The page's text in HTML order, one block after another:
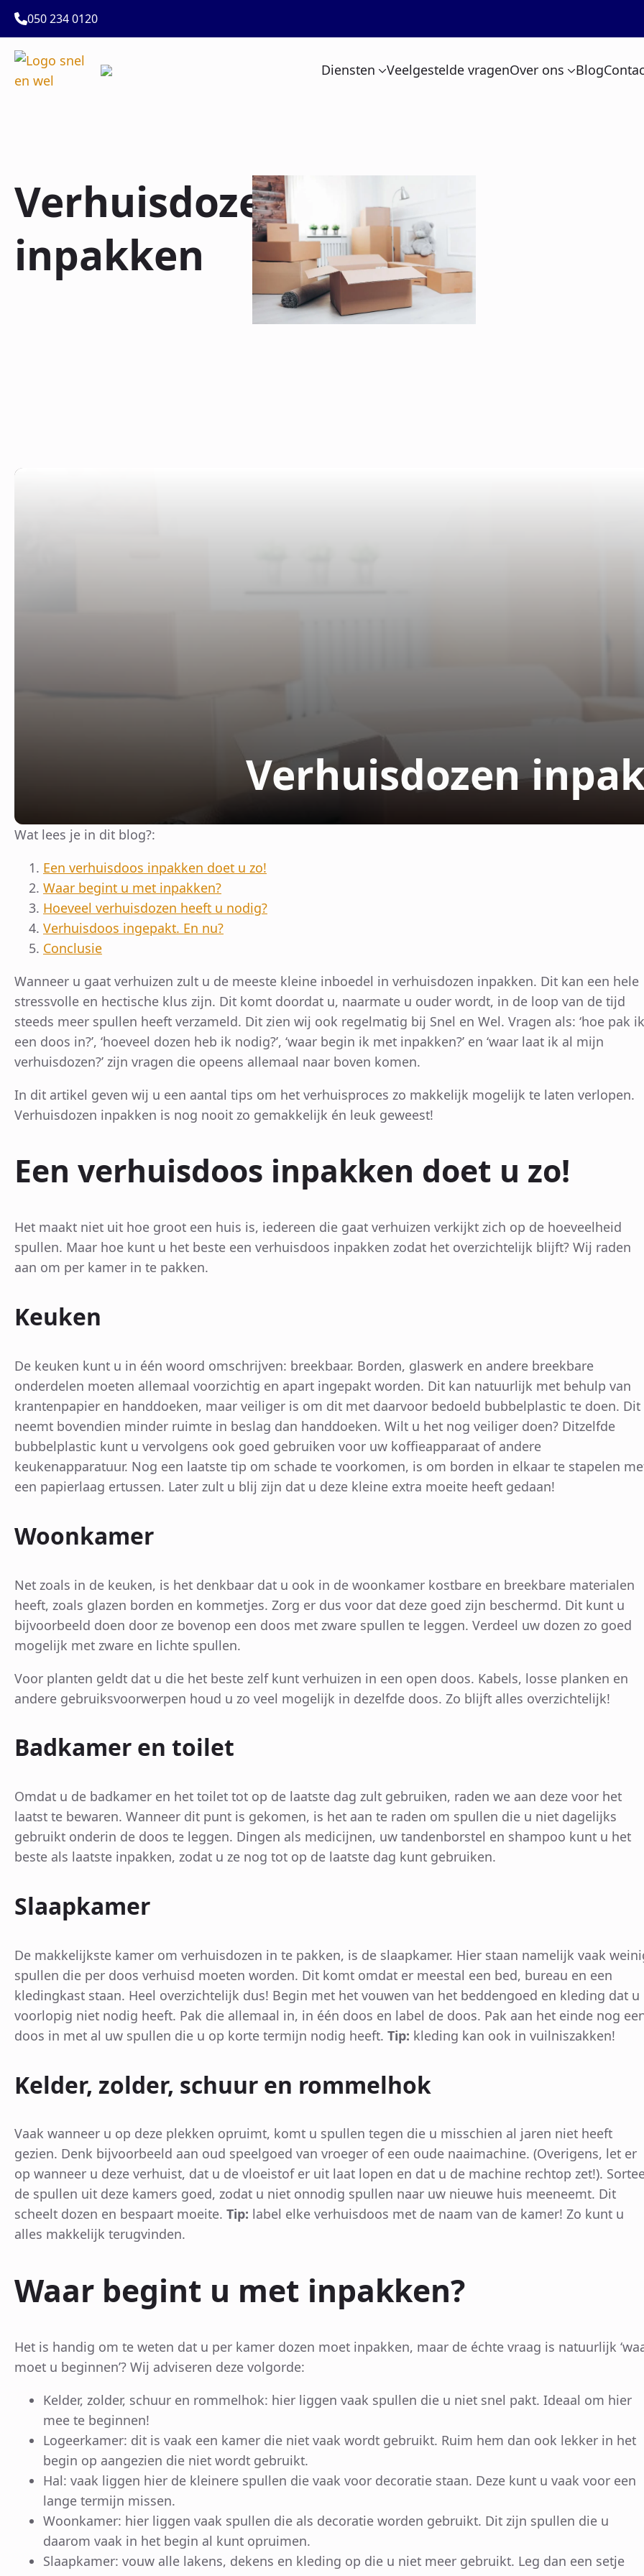
050 234 0120
Diensten Veelgestelde vragenOver ons Blog
Verhuisdozen
inpakken
Verhuisdozen
Wat lees je in dit blog?:
Een verhuisdoos inpakken doet u zo!
Waar begint u met inpakken?
Hoeveel verhuisdozen heeft u nodig?
Verhuisdoos ingepakt. En nu?
Conclusie
Wanneer u gaat verhuizen zult u de meeste kleine inboedel in verhuisdozen inpakken. Dit kan een hele
stressvolle en hectische klus zijn. Dit komt doordat u, naarmate u ouder wordt, in de loop van de tijd
steeds meer spullen heeft verzameld. Dit zien wij ook regelmatig bij Snel en Wel. Vragen als: ‘hoe pak ik
een doos in?’, ‘hoeveel dozen heb ik nodig?’, ‘waar begin ik met inpakken?’ en ‘waar laat ik al mijn
verhuisdozen?’ zijn vragen die opeens allemaal naar boven komen.
In dit artikel geven wij u een aantal tips om het verhuisproces zo makkelijk mogelijk te laten verlopen.
Verhuisdozen inpakken is nog nooit zo gemakkelijk én leuk geweest!
Een verhuisdoos inpakken doet u zo!
Het maakt niet uit hoe groot een huis is, iedereen die gaat verhuizen verkijkt zich op de hoeveelheid
spullen. Maar hoe kunt u het beste een verhuisdoos inpakken zodat het overzichtelijk blijft? Wij raden
aan om per kamer in te pakken.
Keuken
De keuken kunt u in één woord omschrijven: breekbaar. Borden, glaswerk en andere breekbare
onderdelen moeten allemaal voorzichtig en apart ingepakt worden. Dit kan natuurlijk met behulp van
krantenpapier en handdoeken, maar veiliger is om dit met daarvoor bedoeld bubbelplastic te doen. Dit
neemt bovendien minder ruimte in beslag dan handdoeken. Wilt u het nog veiliger doen? Ditzelfde
bubbelplastic kunt u vervolgens ook goed gebruiken voor uw koffieapparaat of andere
keukenapparatuur. Nog een laatste tip om schade te voorkomen, is om borden in elkaar te stapelen
een papierlaag ertussen. Later zult u blij zijn dat u deze kleine extra moeite heeft gedaan!
Woonkamer
Net zoals in de keuken, is het denkbaar dat u ook in de woonkamer kostbare en breekbare materialen
heeft, zoals glazen borden en kommetjes. Zorg er dus voor dat deze goed zijn beschermd. Dit kunt u
bijvoorbeeld doen door ze bovenop een doos met zware spullen te leggen. Verdeel uw dozen zo goed
mogelijk met zware en lichte spullen.
Voor planten geldt dat u die het beste zelf kunt verhuizen in een open doos. Kabels, losse planken en
andere gebruiksvoorwerpen houd u zo veel mogelijk in dezelfde doos. Zo blijft alles overzichtelijk!
Badkamer en toilet
Omdat u de badkamer en het toilet tot op de laatste dag zult gebruiken, raden we aan deze voor het
laatst te bewaren. Wanneer dit punt is gekomen, is het aan te raden om spullen die u niet dagelijks
gebruikt onderin de doos te leggen. Dingen als medicijnen, uw tandenborstel en shampoo kunt u het
beste als laatste inpakken, zodat u ze nog tot op de laatste dag kunt gebruiken.
Slaapkamer
De makkelijkste kamer om verhuisdozen in te pakken, is de slaapkamer. Hier staan namelijk vaak
spullen die per doos verhuisd moeten worden. Dit komt omdat er meestal een bed, bureau en een
kledingkast staan. Heel overzichtelijk dus! Begin met het vouwen van het beddengoed en kleding dat u
voorlopig niet nodig heeft. Pak die allemaal in, in één doos en label de doos. Pak aan het einde nog
doos in met al uw spullen die u op korte termijn nodig heeft. Tip: kleding kan ook in vuilniszakken!
Kelder, zolder, schuur en rommelhok
Vaak wanneer u op deze plekken opruimt, komt u spullen tegen die u misschien al jaren niet heeft
gezien. Denk bijvoorbeeld aan oud speelgoed van vroeger of een oude naaimachine. (Overigens, let er
op wanneer u deze verhuist, dat u de vloeistof er uit laat lopen en dat u de machine rechtop zet!).
de spullen uit deze kamers goed, zodat u niet onnodig spullen naar uw nieuwe huis meeneemt. Dit
scheelt dozen en bespaart moeite. Tip: label elke verhuisdoos met de naam van de kamer! Zo kunt u
alles makkelijk terugvinden.
Waar begint u met inpakken?
Het is handig om te weten dat u per kamer dozen moet inpakken, maar de échte vraag is natuurlijk
moet u beginnen’? Wij adviseren deze volgorde:
Kelder, zolder, schuur en rommelhok: hier liggen vaak spullen die u niet snel pakt. Ideaal om hier
mee te beginnen!
Logeerkamer: dit is vaak een kamer die niet vaak wordt gebruikt. Ruim hem dan ook lekker in het
begin op aangezien die niet wordt gebruikt.
Hal: vaak liggen hier de kleinere spullen die vaak voor decoratie staan. Deze kunt u vaak voor een
lange termijn missen.
Woonkamer: hier liggen vaak spullen die als decoratie worden gebruikt. Dit zijn spullen die u
daarom vaak in het begin al kunt opruimen.
Slaapkamer: vouw alle lakens, dekens en kleding op die u niet meer gebruikt. Leg dan een setje